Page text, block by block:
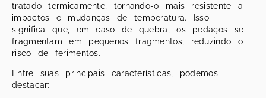
tratado termicamente, tornando-o mais resistente a
impactos e mudanças de temperatura. Isso
significa que, em caso de quebra, os pedaços se
fragmentam em pequenos fragmentos, reduzindo o
risco de ferimentos.
Entre suas principais características, podemos
destacar: